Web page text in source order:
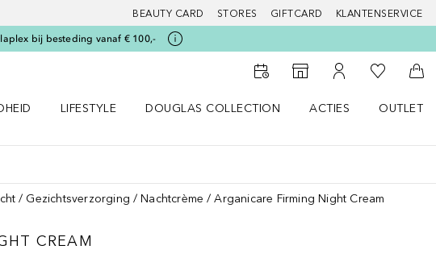
BEAUTY CARD STORES GIFTCARD KLANTENSERVICE
bij besteding vanaf € 100,-
Naar StorefinderNaar Mijn Account
Naar Mijn
LIFESTYLE
DOUGLAS COLLECTION
ACTIES
OUTLET
Gezichtsverzorging Nachtcrème Arganicare Firming Night Cream
CREAM